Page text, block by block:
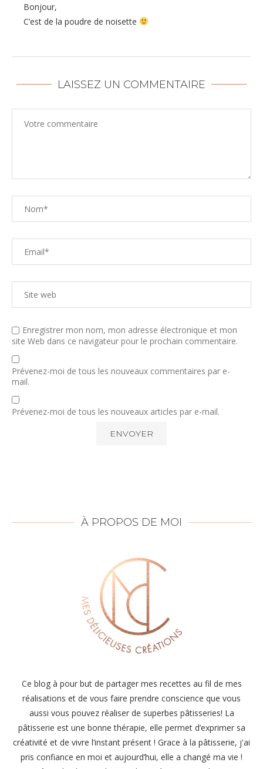
Bonjour,
C’est de la poudre de noisette
LAISSEZ UN COMMENTAIRE
Enregistrer mon nom, mon adresse électronique et mon
site Web dans ce navigateur pour le prochain commentaire.
Prévenez-moi de tous les nouveaux commentaires par e-
mail.
Prévenez-moi de tous les nouveaux articles par e-mail.
À PROPOS DE MOI
Ce blog à pour but de partager mes recettes au fil de mes
réalisations et de vous faire prendre conscience que vous
aussi vous pouvez réaliser de superbes pâtisseries! La
pâtisserie est une bonne thérapie, elle permet d’exprimer sa
créativité et de vivre l’instant présent ! Grace à la pâtisserie, j'ai
pris confiance en moi et aujourd’hui, elle a changé ma vie !